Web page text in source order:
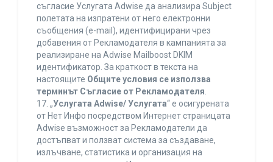
съгласие Услугата Adwise да анализира Subject
полетата на изпратени от него електронни
съобщения (e-mail), идентифицирани чрез
добавения от Рекламодателя в кампанията за
реализиране на Adwise Mailboost DKIM
идентификатор. За краткост в текста на
настоящите Общите условия се използва
терминът Съгласие от Рекламодателя.
17. „Услугата Adwise/ Услугата“ е осигурената
от Нет Инфо посредством Интернет страницата
Adwise възможност за Рекламодатели да
достъпват и ползват система за създаване,
излъчване, статистика и организация на